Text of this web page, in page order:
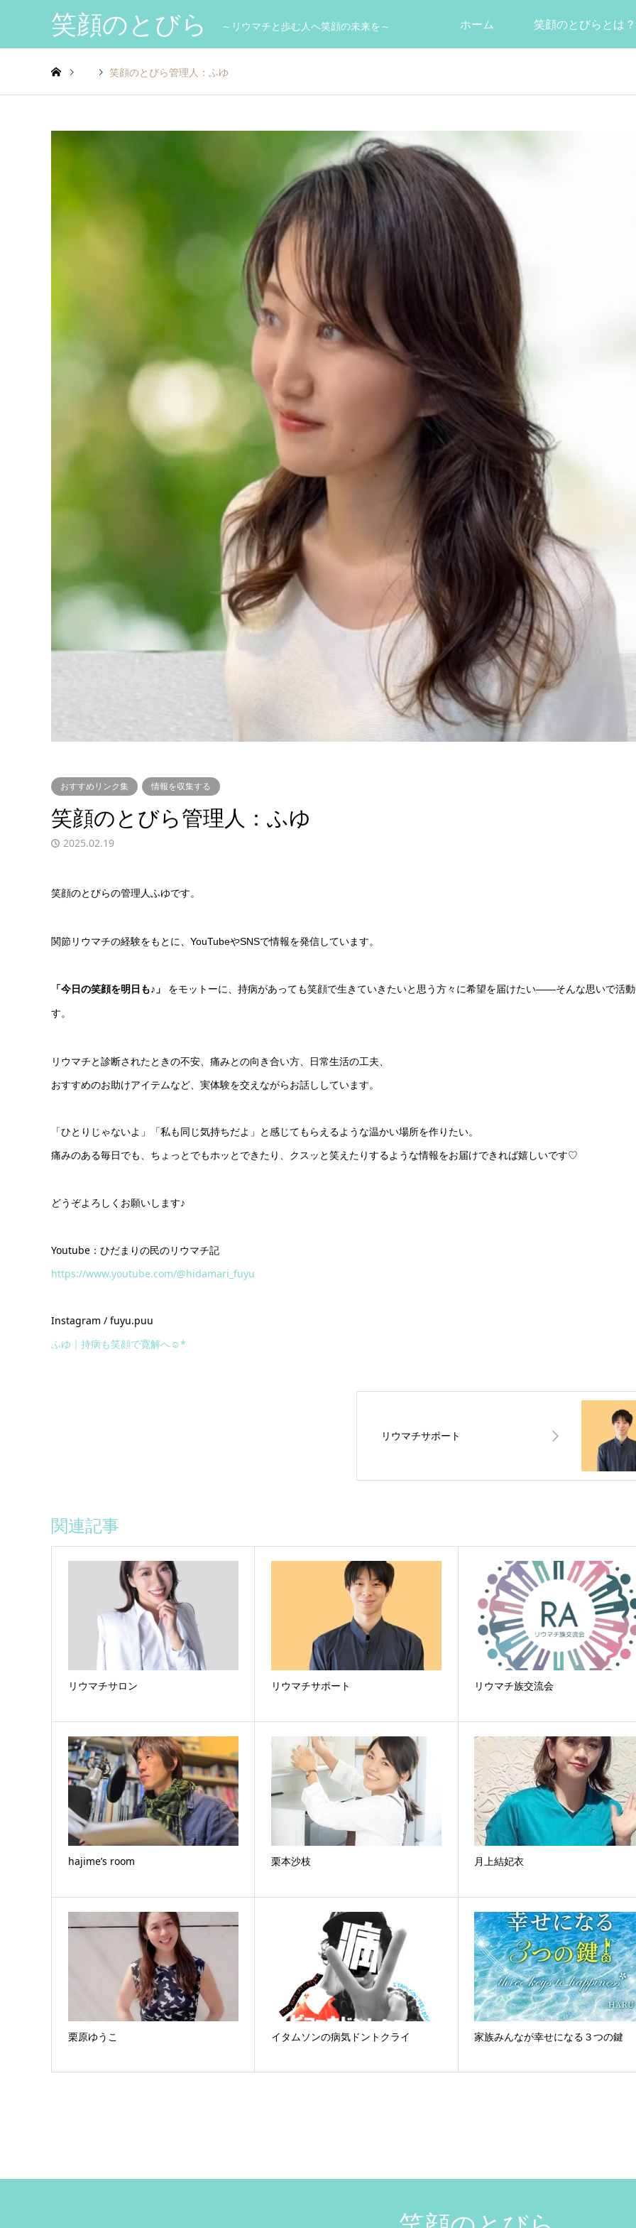
笑顔のとびら ～リウマチと歩む人へ笑顔の未来を～ ホーム 笑顔のとびらとは？
笑顔のとびら管理人：ふゆ
おすすめリンク集 情報を収集する
笑顔のとびら管理人：ふゆ
2025.02.19
笑顔のとびらの管理人ふゆです。
関節リウマチの経験をもとに、YouTubeやSNSで情報を発信しています。
「今日の笑顔を明日も♪」 をモットーに、持病があっても笑顔で生きていきたいと思う方々に希望を届けたい——そんな思いで活
す。
リウマチと診断されたときの不安、痛みとの向き合い方、日常生活の工夫、
おすすめのお助けアイテムなど、実体験を交えながらお話ししています。
「ひとりじゃないよ」「私も同じ気持ちだよ」と感じてもらえるような温かい場所を作りたい。
痛みのある毎日でも、ちょっとでもホッとできたり、クスッと笑えたりするような情報をお届けできれば嬉しいです♡
どうぞよろしくお願いします♪
Youtube：ひだまりの民のリウマチ記
https://www.youtube.com/@hidamari_fuyu
Instagram / fuyu.puu
ふゆ｜持病も笑顔で寛解へ☺︎*
リウマチサポート
関連記事
リウマチサロン リウマチサポート リウマチ族交流会
hajime’s room 栗本沙枝 月上結妃衣
栗原ゆうこ イタムソンの病気ドントクライ 家族みんなが幸せになる３つの鍵